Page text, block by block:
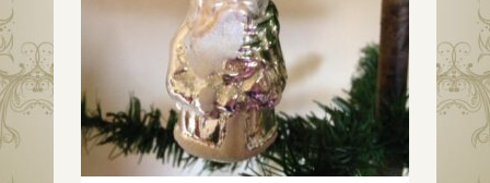
zilver
1e
kwart